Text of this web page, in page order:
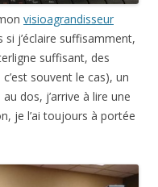
visioagrandisseur
si j’éclaire suffisamment,
suffisant, des
souvent le cas), un
dos, j’arrive à lire une
je l’ai toujours à portée